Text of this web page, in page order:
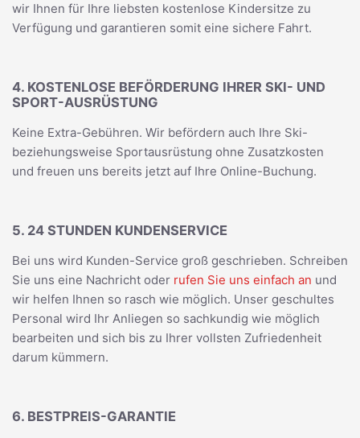
wir Ihnen für Ihre liebsten kostenlose Kindersitze zu
Verfügung und garantieren somit eine sichere Fahrt.
4. KOSTENLOSE BEFÖRDERUNG IHRER SKI- UND
SPORT-AUSRÜSTUNG
Keine Extra-Gebühren. Wir befördern auch Ihre Ski-
beziehungsweise Sportausrüstung ohne Zusatzkosten
und freuen uns bereits jetzt auf Ihre Online-Buchung.
5. 24 STUNDEN KUNDENSERVICE
Bei uns wird Kunden-Service groß geschrieben. Schreiben
Sie uns eine Nachricht oder rufen Sie uns einfach an und
wir helfen Ihnen so rasch wie möglich. Unser geschultes
Personal wird Ihr Anliegen so sachkundig wie möglich
bearbeiten und sich bis zu Ihrer vollsten Zufriedenheit
darum kümmern.
6. BESTPREIS-GARANTIE